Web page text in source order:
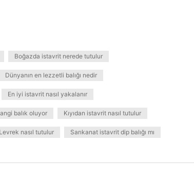
Boğazda istavrit nerede tutulur
Dünyanın en lezzetli balığı nedir
En iyi istavrit nasıl yakalanır
balık oluyor Kıyıdan istavrit nasıl tutulur
Levrek nasıl tutulur Sarıkanat istavrit dip balığı mı